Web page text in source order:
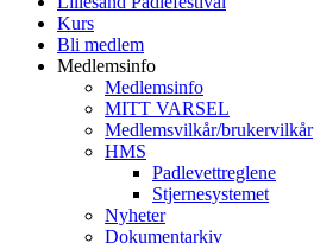
Kurs
Bli medlem
Medlemsinfo
Medlemsinfo
MITT VARSEL
Medlemsvilkår/brukervilkår
HMS
Padlevettreglene
Stjernesystemet
Nyheter
Dokumentarkiv